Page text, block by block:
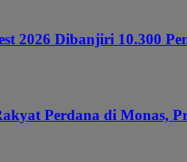
2026 Dibanjiri 10.300
Perdana di Monas,